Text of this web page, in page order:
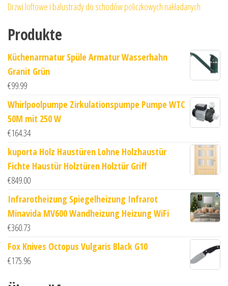
Drzwi loftowe i balustrady do schodów policzkowych nakładanych
Produkte
Küchenarmatur Spüle Armatur Wasserhahn
Granit Grün
€99.99
Whirlpoolpumpe Zirkulationspumpe Pumpe WTC
50M mit 250 W
€164.34
kuporta Holz Haustüren Lohne Holzhaustür
Fichte Haustür Holztüren Holztür Griff
€849.00
Infrarotheizung Spiegelheizung Infrarot
Minavida MV600 Wandheizung Heizung WiFi
€360.73
Fox Knives Octopus Vulgaris Black G10
€175.96